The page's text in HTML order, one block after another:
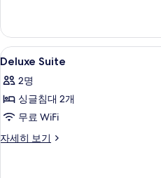
히
보
기
Deluxe
Suite
사
진
모
두
16
Deluxe Suite
2명
싱글침대 2개
무료 WiFi
자세히 보기
Deluxe